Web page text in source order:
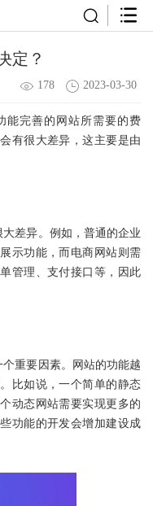
定？
178 2023-03-30
能完善的网站所需要的费
有很大差异，这主要是由
差异。例如，普通的企业
示功能，而电商网站则需
管理、支付接口等，因此
重要因素。网站的功能越
比如说，一个简单的静态
动态网站需要实现更多的
功能的开发会增加建设成